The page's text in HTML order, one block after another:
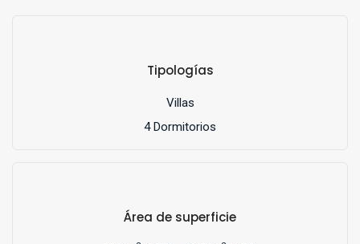
Tipologías
Villas
4 Dormitorios
Área de superficie